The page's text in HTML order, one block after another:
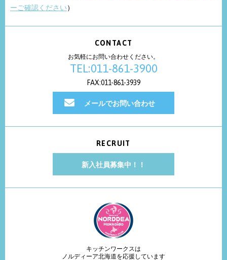
ーご確認ください）
CONTACT
お気軽にお問い合わせください。
TEL:011-861-3900
FAX:011-861-3939
メールでお問い合わせ
RECRUIT
新入社員募集中！！
キッチンワークスは
ノルディーア北海道を応援しています